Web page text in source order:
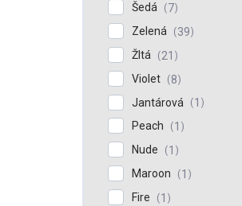
Šedá
7
Zelená
39
Žltá
21
Violet
8
Jantárová
1
Peach
1
Nude
1
Maroon
1
Fire
1